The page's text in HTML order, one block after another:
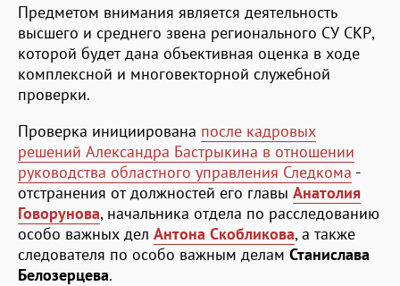
Предметом внимания является деятельность
высшего и среднего звена регионального СУ СКР,
которой будет дана объективная оценка в ходе
комплексной и многовекторной служебной
проверки.
Проверка инициирована после кадровых
решений Александра Бастрыкина в отношении
руководства областного управления Следкома -
отстранения от должностей его главы Анатолия
Говорунова, начальника отдела по расследованию
особо важных дел Антона Скобликова, а также
следователя по особо важным делам Станислава
Белозерцева.